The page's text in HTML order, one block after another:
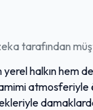
tarafından
halkın hem
atmosferiyle